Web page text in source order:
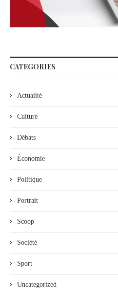
CATEGORIES
Actualité
Culture
Débats
Économie
Politique
Portrait
Scoop
Société
Sport
Uncategorized